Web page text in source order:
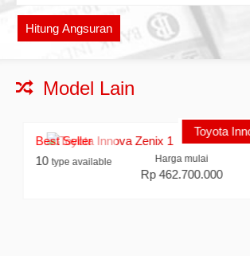
Hitung Angsuran
Model Lain
Best Seller
10 type available
Toyota
Harga mulai
Rp 462.700.000